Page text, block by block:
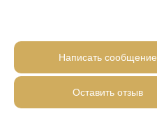
Написать сообщение
Оставить отзыв